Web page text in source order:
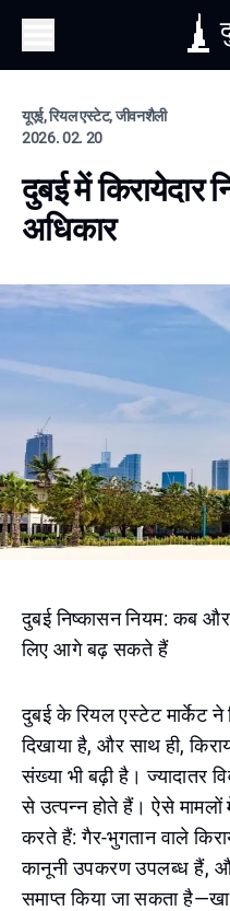
यूएई, रियल एस्टेट, जीवनशैली
2026. 02. 20
दुबई में किरायेदार
अधिकार
दुबई निष्कासन नियम: कब
लिए आगे बढ़ सकते हैं
दुबई के रियल एस्टेट मार्केट ने
दिखाया है, और साथ ही,
संख्या भी बढ़ी है। ज्यादातर
से उत्पन्न होते हैं। ऐसे
करते हैं: गैर-भुगतान वाले
कानूनी उपकरण उपलब्ध हैं,
समाप्त किया जा सकता